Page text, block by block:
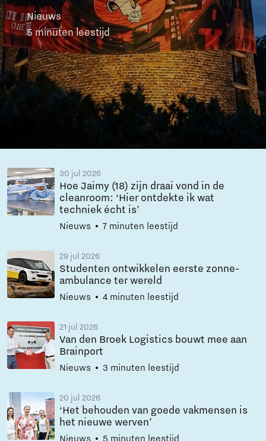
Nieuws
5 minuten leestijd
30 jul 2026
Hoe Jaimy (18) zijn draai vond in de
cleanroom: ‘Hier ontdekte ik wat
techniek écht is’
Nieuws 7 minuten leestijd
29 jul 2026
Studenten ontwikkelen eerste zonne-
ambulance ter wereld
Nieuws 4 minuten leestijd
21 jul 2026
Van den Broek Logistics bouwt mee aan
Brainport
Nieuws 3 minuten leestijd
20 jul 2026
‘Het behouden van goede vakmensen is
het nieuwe werven’
Nieuws 5 minuten leestijd